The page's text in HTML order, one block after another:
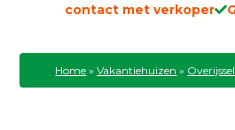
contact met verkoper
Home »Vakantiehuizen » Overijssel